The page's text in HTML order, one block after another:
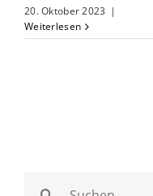
20. Oktober 2023 |
Weiterlesen
Suche